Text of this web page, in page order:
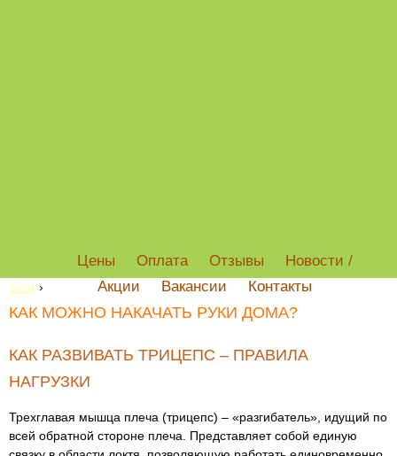
Цены Оплата Отзывы
Новости /
Акции
Вакансии Контакты
Блог ›
КАК МОЖНО НАКАЧАТЬ РУКИ ДОМА?
КАК РАЗВИВАТЬ ТРИЦЕПС – ПРАВИЛА
НАГРУЗКИ
Трехглавая мышца плеча (трицепс) – «разгибатель», идущий по
всей обратной стороне плеча. Представляет собой единую